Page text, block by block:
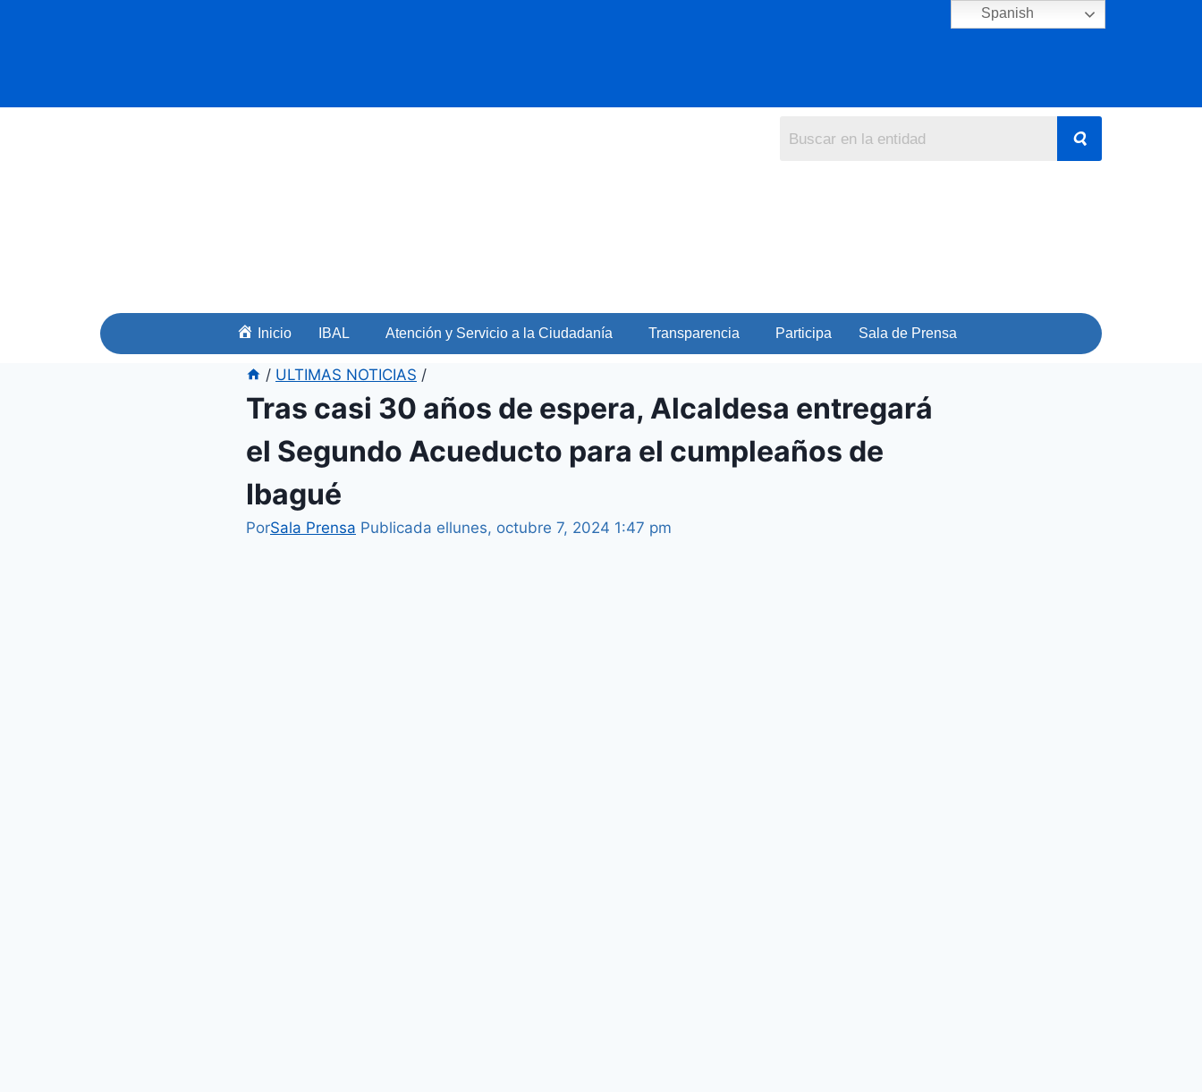
Inicio IBAL Atención y Servicio a la Ciudadanía Transparencia Participa Sala de Prensa
/ ULTIMAS NOTICIAS /
Tras casi 30 años de espera, Alcaldesa entregará
el Segundo Acueducto para el cumpleaños de
Ibagué
PorSala Prensa Publicada ellunes, octubre 7, 2024 1:47 pm
Spanish